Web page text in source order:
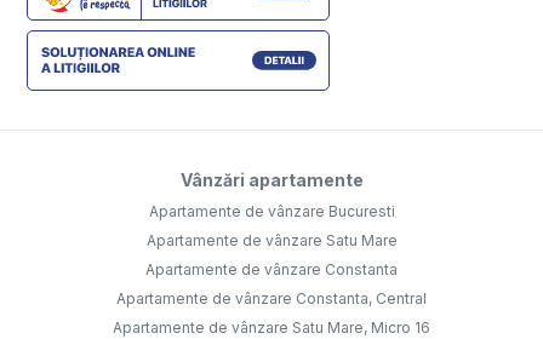
Vânzări apartamente
Apartamente de vânzare Bucuresti
Apartamente de vânzare Satu Mare
Apartamente de vânzare Constanta
Apartamente de vânzare Constanta, Central
Apartamente de vânzare Satu Mare, Micro 16